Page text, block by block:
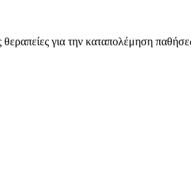
θεραπείες για την καταπολέμηση